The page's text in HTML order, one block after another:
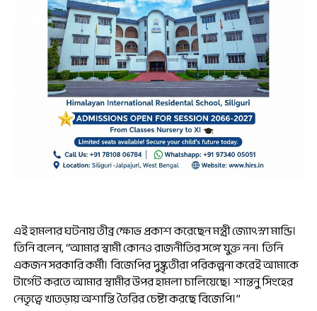
এই হামলার ঘটনায় তীব্র ক্ষোভ প্রকাশ করেছেন মন্ত্রী জ্যোৎস্না মান্ডি।
তিনি বলেন, “আমার স্বামী কোনও রাজনীতির সঙ্গে যুক্ত নন। তিনি
একজন সরকারি কর্মী। বিজেপির দুষ্কৃতীরা পরিকল্পনা করেই আমাকে
টার্গেট করতে আমার স্বামীর উপর হামলা চালিয়েছে। শান্তনু সিংহের
নেতৃত্বে খাতড়ায় অশান্তি তৈরির চেষ্টা করছে বিজেপি।”